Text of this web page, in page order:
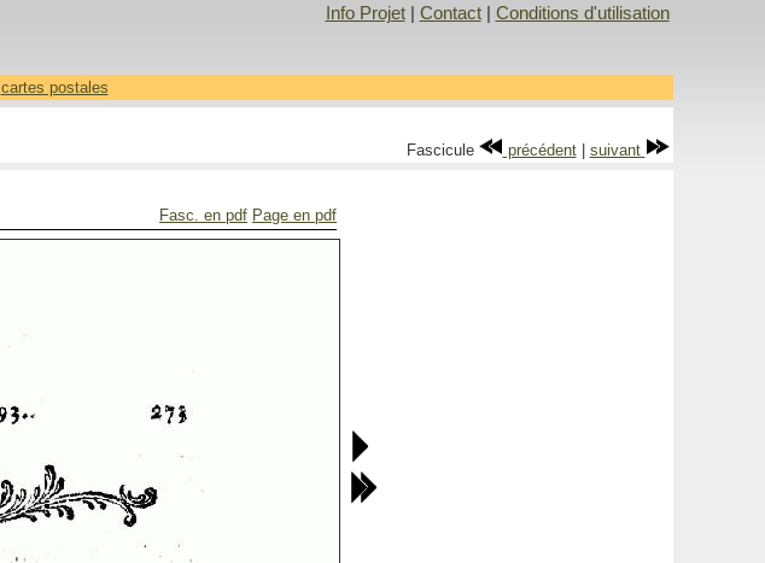
Info Projet| Contact| Conditions d'utilisation
cartes postales
Fascicule précédent| suivant
Fasc. en pdf Page en pdf